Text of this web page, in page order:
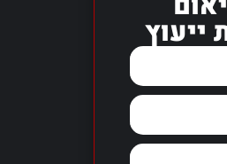
ייעוץ